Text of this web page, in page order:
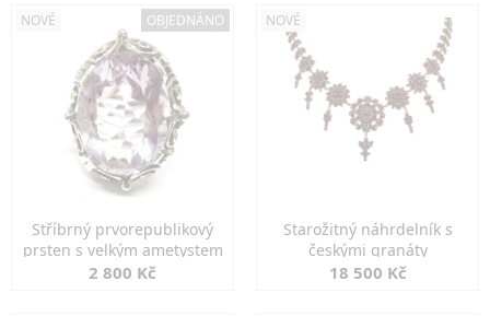
NOVÉ OBJEDNÁNO
Stříbrný prvorepublikový
prsten s velkým ametystem
2 800 Kč
NOVÉ
Starožitný náhrdelník s
českými granáty
18 500 Kč